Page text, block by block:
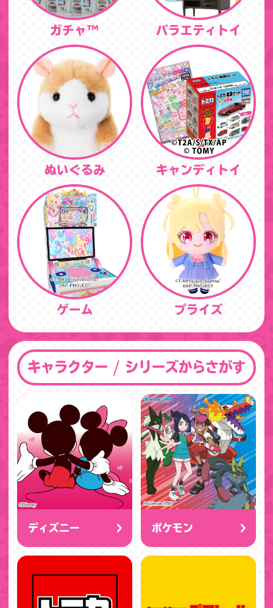
ガチャ™ バラエティトイ
ぬいぐるみ キャンディトイ
ゲーム プライズ
キャラクター / シリーズからさがす
ディズニー ポケモン